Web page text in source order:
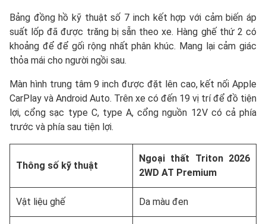
Bảng đồng hồ kỹ thuật số 7 inch kết hợp với cảm biến áp
suất lốp đã được trăng bị sẵn theo xe. Hàng ghế thứ 2 có
khoảng để để gối rộng nhất phân khúc. Mang lại cảm giác
thỏa mái cho người ngồi sau.
Màn hình trung tâm 9 inch được đặt lên cao, kết nối Apple
CarPlay và Android Auto. Trên xe có đến 19 vị trí để đồ tiện
lợi, cổng sạc type C, type A, cổng nguồn 12V có cả phía
trước và phía sau tiện lợi.
Thông số kỹ thuật
Ngoại thất Triton 2026
2WD AT Premium
Vật liệu ghế Da màu đen